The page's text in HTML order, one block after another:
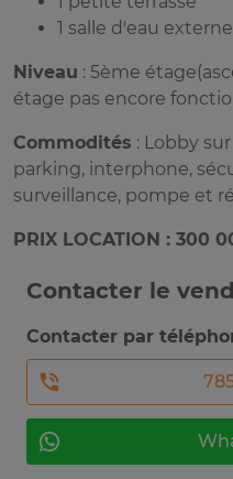
1 salle d'eau externe
Niveau : 5ème
étage pas encore
Commodités : Lobby
parking, interphone,
surveillance, pompe et
PRIX LOCATION : 300
Contacter le
Contacter par